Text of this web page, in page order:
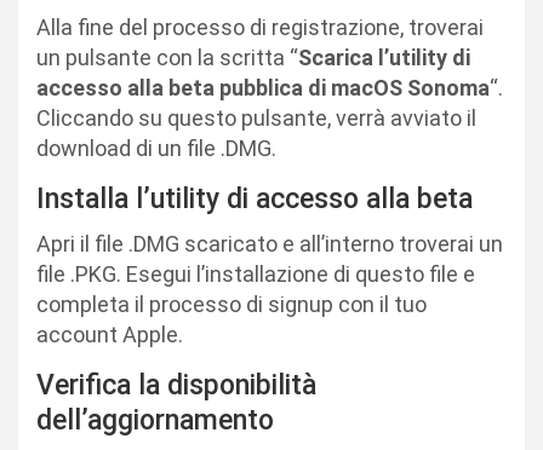
Alla fine del processo di registrazione, troverai
un pulsante con la scritta “Scarica l’utility di
accesso alla beta pubblica di macOS Sonoma“.
Cliccando su questo pulsante, verrà avviato il
download di un file .DMG.
Installa l’utility di accesso alla beta
Apri il file .DMG scaricato e all’interno troverai un
file .PKG. Esegui l’installazione di questo file e
completa il processo di signup con il tuo
account Apple.
Verifica la disponibilità
dell’aggiornamento